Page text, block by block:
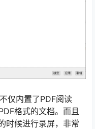
仅内置了PDF阅读
格式的文档。而且
时候进行录屏，非常